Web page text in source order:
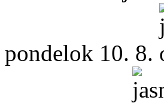
pondelok 10. 8.